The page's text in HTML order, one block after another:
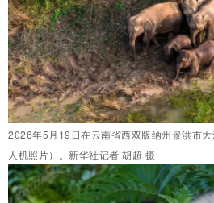
2026年5月19日在云南省西双版纳州景洪市
人机照片）。新华社记者 胡超 摄